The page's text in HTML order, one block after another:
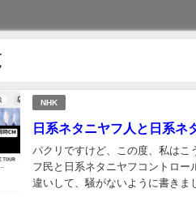
NHK
日系ネタニヤフ人と日系ネ
パクリですけど、この度、私はこういう感じで名付
フ民と日系ネタニヤフコントロー
違いして、騒がないように書きました。 もう今の人類を言葉で表すとこんな感じだ